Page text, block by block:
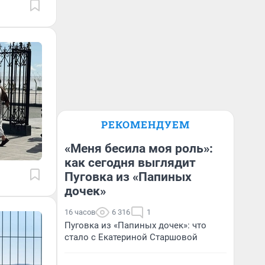
РЕКОМЕНДУЕМ
«Меня бесила моя роль»:
как сегодня выглядит
Пуговка из «Папиных
дочек»
16 часов 6 316 1
Пуговка из «Папиных дочек»: что
стало с Екатериной Старшовой